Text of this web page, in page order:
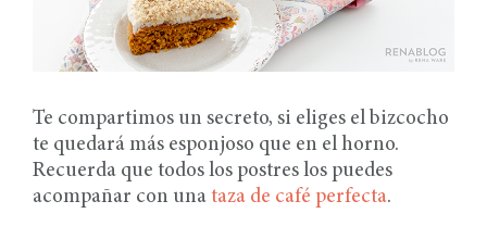
Te compartimos un secreto, si eliges el bizcocho
te quedará más esponjoso que en el horno.
Recuerda que todos los postres los puedes
acompañar con una taza de café perfecta.